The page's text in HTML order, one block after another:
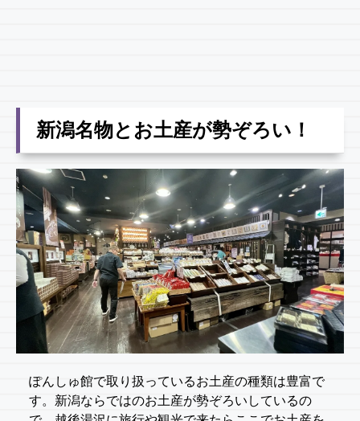
新潟名物とお土産が勢ぞろい！
ぽんしゅ館で取り扱っているお土産の種類は豊富で
す。新潟ならではのお土産が勢ぞろいしているの